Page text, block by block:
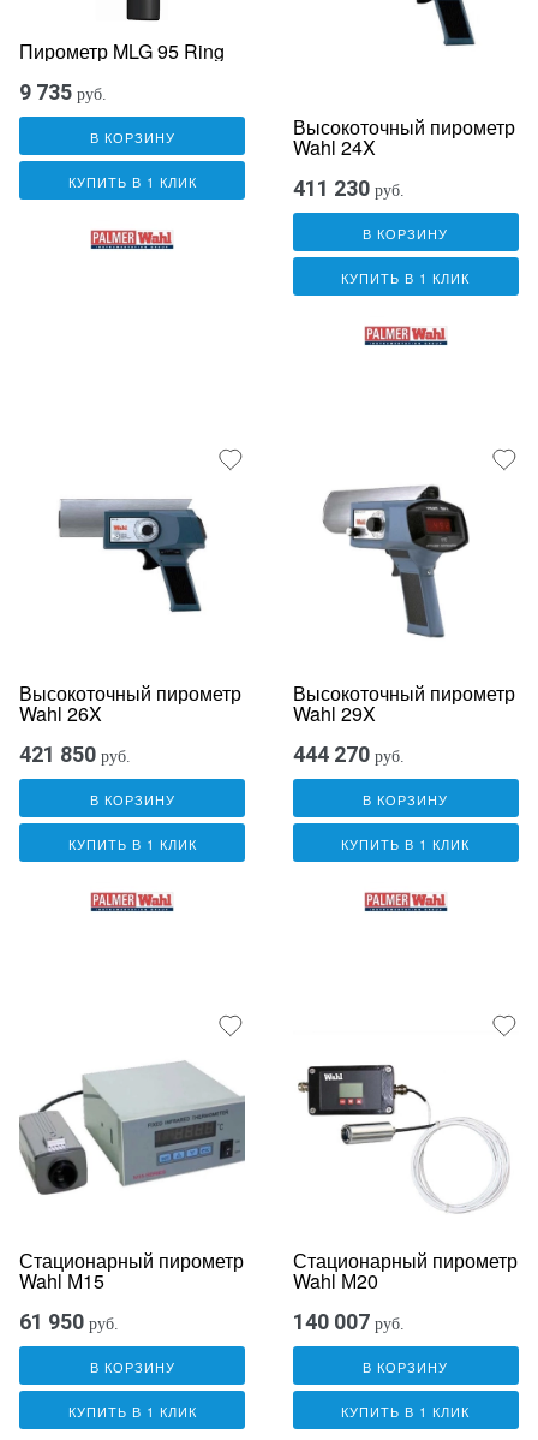
Пирометр MLG 95 Ring
9 735 руб.
В КОРЗИНУ
КУПИТЬ В 1 КЛИК
Высокоточный пирометр
Wahl 24X
411 230 руб.
В КОРЗИНУ
КУПИТЬ В 1 КЛИК
Высокоточный пирометр
Wahl 26X
421 850 руб.
В КОРЗИНУ
КУПИТЬ В 1 КЛИК
Высокоточный пирометр
Wahl 29X
444 270 руб.
В КОРЗИНУ
КУПИТЬ В 1 КЛИК
Стационарный пирометр
Wahl М15
61 950 руб.
В КОРЗИНУ
КУПИТЬ В 1 КЛИК
Стационарный пирометр
Wahl М20
140 007 руб.
В КОРЗИНУ
КУПИТЬ В 1 КЛИК